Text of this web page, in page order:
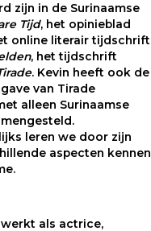
zijn in de Surinaamse
Tijd, het opinieblad
online literair tijdschrift
, het tijdschrift
. Kevin heeft ook de
van Tirade
alleen Surinaamse
leren we door zijn
aspecten kennen
als actrice,